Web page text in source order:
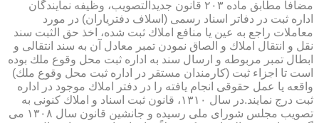
مضافاً مطابق ماده ۲۰۳ قانون جدیدالتصویب، وظیفه نمایندگان
اداره ثبت در دفاتر اسناد رسمی (اسلاف دفتریاران) در مورد
معاملات راجع به عین یا منافع املاك ثبت شده، اخذ حق الثبت سند
نقل و انتقال املاك و الصاق نمودن تمبر معادل آن به سند انتقالی و
ابطال تمبر مربوطه و ارسال سند به اداره ثبت محل وقوع ملك بوده
است تا اجزاء ثبت (كارمندان مستقر در اداره ثبت محل وقوع ملك)
واقعه یا عمل حقوقی انجام یافته را در دفتر املاك موجود در اداره
ثبت درج نمایند.در سال ۱۳۱۰، قانون ثبت اسناد و املاك كنونی به
تصویب مجلس شورای ملی رسیده و جانشین قانون سال ۱۳۰۸ می